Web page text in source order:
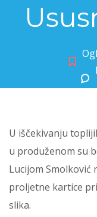
U iščekivanju
u produženom su
Lucijom
proljetne kartice
slika.